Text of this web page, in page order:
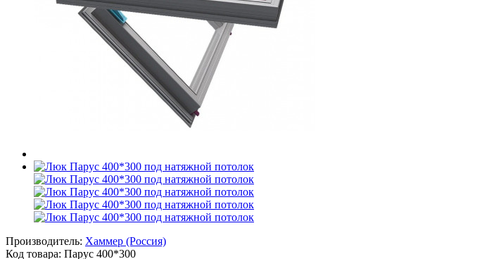
Производитель: Хаммер (Россия)
Код товара: Парус 400*300